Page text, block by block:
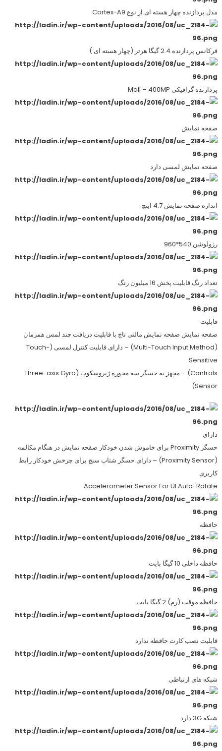
مدل پردازنده چهار هسته ای از نوع Cortex-A9
فرکانس پردازنده 2.4 گیگا هرتز (چهار هسته ای )
پردازنده گرافیکی Mail – 400MP
صفحه نمایش
صفحه نمایش لمسی دارد
اندازه صفحه نمایش 4.7 اینچ
رزولوشن 540*960
تعداد رنگ قابلیت پخش 16 میلیون رنگ
قابلیت
صفحه نمایش صفحه نمایش مالتی تاچ با قابلیت دریافت چند لمس همزمان
(Multi-Touch Input Method) – دارای قابلیت کنترل لمسی (Touch-
Sensitive
Controls) – مجهز به حسگر سه محوره ژیروسکوپ (Three-axis Gyro
Sensor)
دارای
حسگر Proximity برای خاموش شدن خودکار صفحه نمایش در هنگام مکالمه
(Proximity Sensor) – دارای حسگر شتاب سنج برای چرخش خودکار رابط
کاربری
Accelerometer Sensor For UI Auto-Rotate
حافظه
حافظه داخلی 10 گیگا بایت
حافظه موقت (رم) 2 گیگا بایت
قابلیت نصب کارت حافظه ندارد
شبکه های ارتباطی
شبکه 3G دارد